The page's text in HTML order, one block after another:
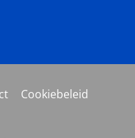
Cookiebeleid